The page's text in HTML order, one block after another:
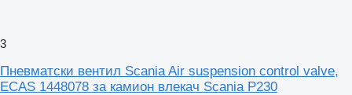
3
Пневматски вентил Scania Air suspension control valve,
ECAS 1448078 за камион влекач Scania P230